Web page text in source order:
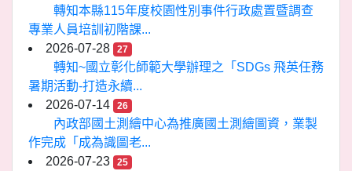
轉知本縣115年度校園性別事件行政處置暨調查
專業人員培訓初階課...
2026-07-28
27
轉知~國立彰化師範大學辦理之「SDGs 飛英任務
暑期活動-打造永續...
2026-07-14
26
內政部國土測繪中心為推廣國土測繪圖資，業製
作完成「成為識圖老...
2026-07-23
25